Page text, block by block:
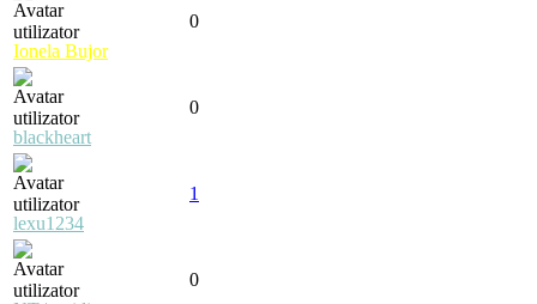
Ionela Bujor
0
blackheart
0
lexu1234
1
0